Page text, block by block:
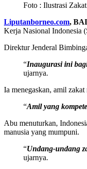
Foto : Ilustrasi
Liputanborneo.com,
Kerja Nasional Indonesia
Direktur Jenderal
“Inaugurasi ini
ujarnya.
Ia menegaskan, amil
“Amil yang
Abu menuturkan,
manusia yang mumpuni.
“Undang-undang
ujarnya.